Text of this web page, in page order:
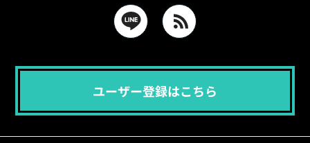
ユーザー登録はこちら